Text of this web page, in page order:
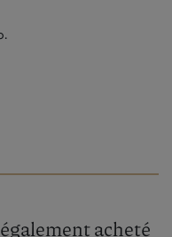
acheté